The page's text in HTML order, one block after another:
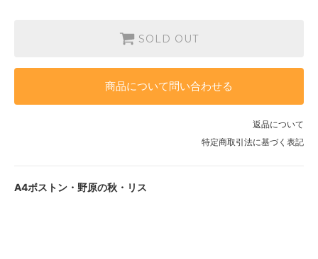
SOLD OUT
商品について問い合わせる
返品について
特定商取引法に基づく表記
A4ボストン・野原の秋・リス